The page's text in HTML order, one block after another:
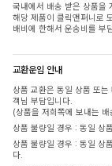
국내에서 배송 받은 상품을
해당 제품이 클릭앤퍼니로
배비에 한해서 운송비를 부
교환운임 안내
상품 교환은 동일 상품 또
객님 부담입니다.
(상품을 저희쪽에 보내는
상품 불량일 경우 : 동일 상
상품 불량일 경우 : 동일 상
다.